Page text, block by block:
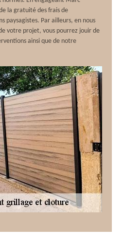
la gratuité des frais de
paysagistes. Par ailleurs, en nous
votre projet, vous pourrez jouir de
ainsi que de notre